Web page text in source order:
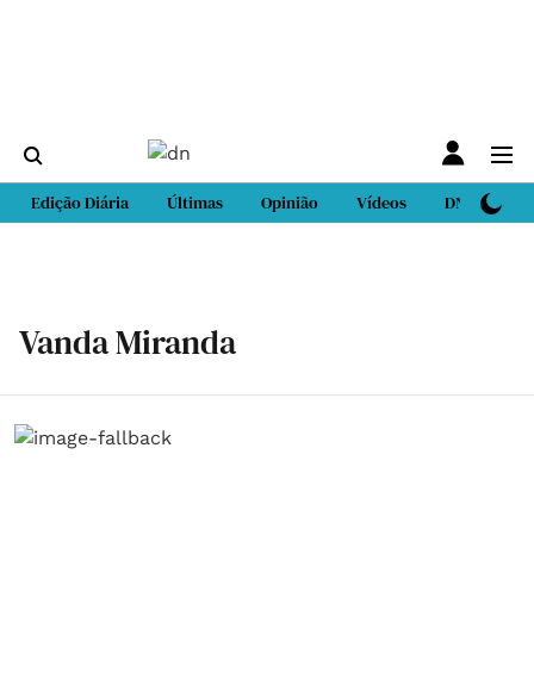
Edição Diária Últimas Opinião Vídeos DN Sport
Vanda Miranda